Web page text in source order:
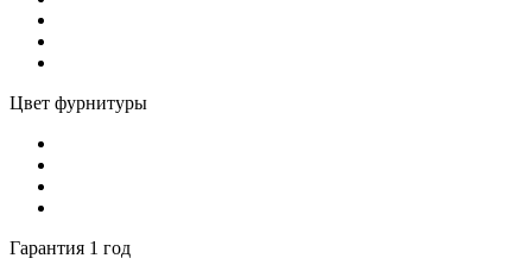
Цвет фурнитуры
Гарантия 1 год